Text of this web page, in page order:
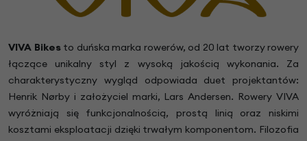
VIVA Bikes to duńska marka rowerów, od 20 lat tworzy rowery
łączące unikalny styl z wysoką jakością wykonania. Za
charakterystyczny wygląd odpowiada duet projektantów:
Henrik Nørby i założyciel marki, Lars Andersen. Rowery VIVA
wyróżniają się funkcjonalnością, prostą linią oraz niskimi
kosztami eksploatacji dzięki trwałym komponentom. Filozofia